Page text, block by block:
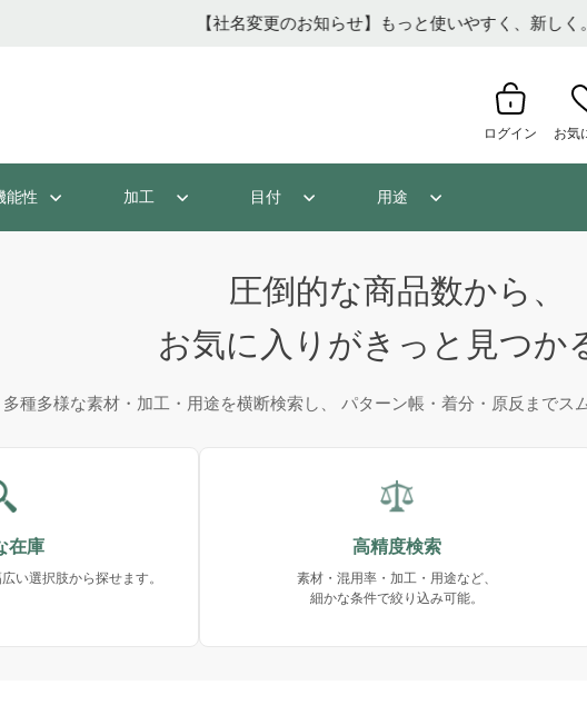
【社名変更のお知らせ】もっと使いやすく、新しく。
ログイン お気
能性 加工 目付 用途
圧倒的な商品数から、
お気に入りがきっと見つか
多種多様な素材・加工・用途を横断検索し、 パターン帳・着分・原反までス
在庫
い選択肢から探せます。
高精度検索
素材・混用率・加工・用途など、
細かな条件で絞り込み可能。